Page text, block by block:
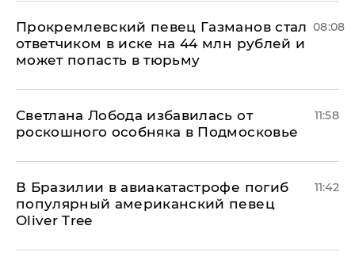
Прокремлевский певец Газманов стал
ответчиком в иске на 44 млн рублей и
может попасть в тюрьму
08:08
Светлана Лобода избавилась от
роскошного особняка в Подмосковье
11:58
В Бразилии в авиакатастрофе погиб
популярный американский певец
Oliver Tree
11:42